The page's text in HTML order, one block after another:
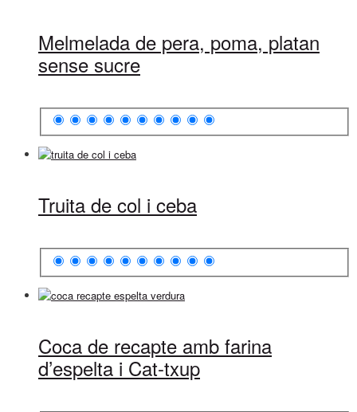
Melmelada de pera, poma, platan
sense sucre
Truita de col i ceba
Coca de recapte amb farina
d’espelta i Cat-txup